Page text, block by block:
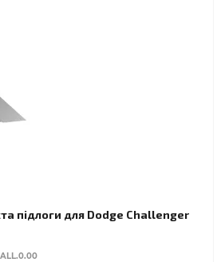
підлоги для Dodge Challenger